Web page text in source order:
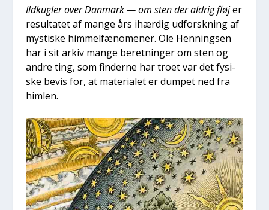
Ild­kug­ler over Dan­mark — om sten der aldrig fløjer
resul­ta­tet af man­ge års ihær­dig udforsk­ning af
mysti­ske him­mel­fæ­no­me­ner. Ole Hen­nings­en
har i sit arkiv man­ge beret­nin­ger om sten og
andre ting, som fin­der­ne har tro­et var det fysi­
ske bevis for, at mate­ri­a­let er dum­pet ned fra
him­len.